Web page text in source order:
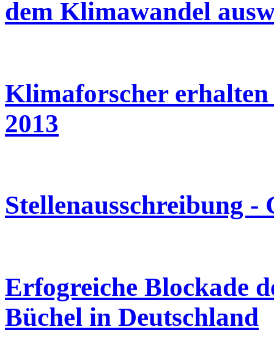
dem Klimawandel
Klimaforscher
2013
Stellenausschreibung -
Erfogreiche Blockade
Büchel in Deutschland